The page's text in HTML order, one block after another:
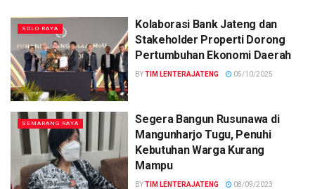
SOLO RAYA
Kolaborasi Bank Jateng dan
Stakeholder Properti Dorong
Pertumbuhan Ekonomi Daerah
BYTIM LENTERAJATENG 05/10/2025
SEMARANG RAYA
Segera Bangun Rusunawa di
Mangunharjo Tugu, Penuhi
Kebutuhan Warga Kurang
Mampu
BYTIM LENTERAJATENG 08/09/2023